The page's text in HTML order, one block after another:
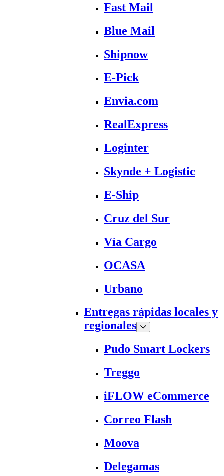
Fast Mail
Blue Mail
Shipnow
E-Pick
Envia.com
RealExpress
Loginter
Skynde + Logistic
E-Ship
Cruz del Sur
Vía Cargo
OCASA
Urbano
Entregas rápidas locales y
regionales
Pudo Smart Lockers
Treggo
iFLOW eCommerce
Correo Flash
Moova
Delegamas